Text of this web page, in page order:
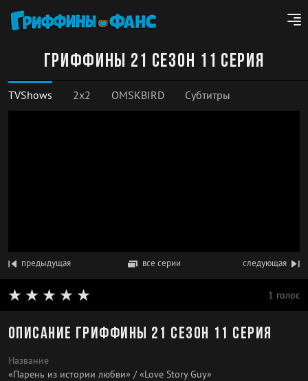
Гриффины 21 сезон 11 серия
TVShows 2x2 OMSKBIRD Субтитры
предыдущая все серии следующая
1 голос
Описание Гриффины 21 сезон 11 серия
Название
«Парень из истории любви» / «Love Story Guy»